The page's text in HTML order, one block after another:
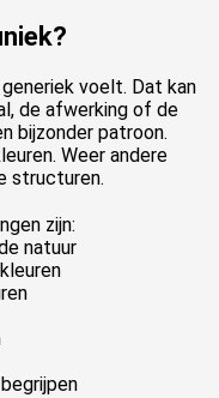
voelt. Dat kan
de afwerking of de
bijzonder patroon.
Weer andere
structuren.
zijn:
natuur